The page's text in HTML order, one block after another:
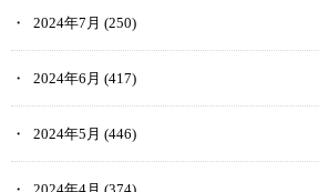
2024年7月 (250)
2024年6月 (417)
2024年5月 (446)